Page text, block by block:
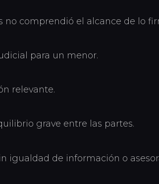
no comprendió el alcance de lo
para un menor.
relevante.
grave entre las partes.
igualdad de información o